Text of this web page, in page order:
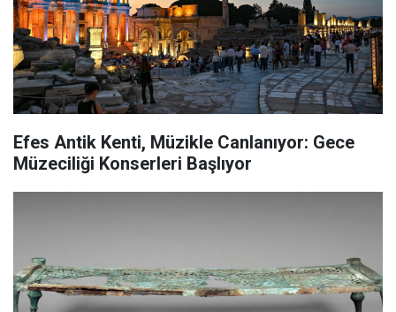
Efes Antik Kenti, Müzikle Canlanıyor: Gece
Müzeciliği Konserleri Başlıyor